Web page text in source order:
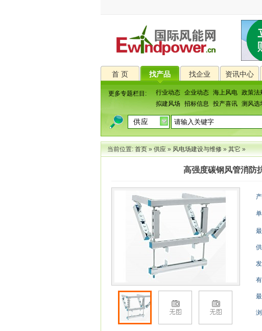
首 页 找产品 找企业 资讯中心
更多专题栏目: 行业动态 企业动态 海上风电 政策法
拟建风场
招标信息 投产喜讯 测风选
当前位置:首页»供应»风电场建设与维修»其它»
高强度碳钢风管消防